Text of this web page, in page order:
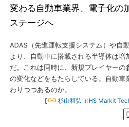
変わる自動車業界、電子化の
ステージへ
ADAS（先進運転支援システム）や自
より、自動車に搭載される半導体は増
だ。これは同時に、新規プレイヤーの
の変化などをもたらしている。自動車
わりつつあるのか。
[ 杉山和弘（IHS Markit